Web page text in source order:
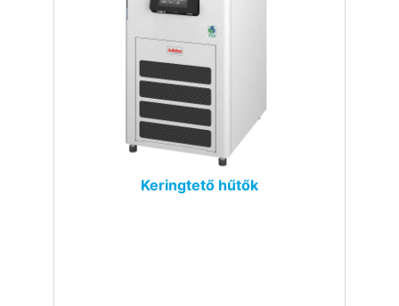
Keringtető hűtők